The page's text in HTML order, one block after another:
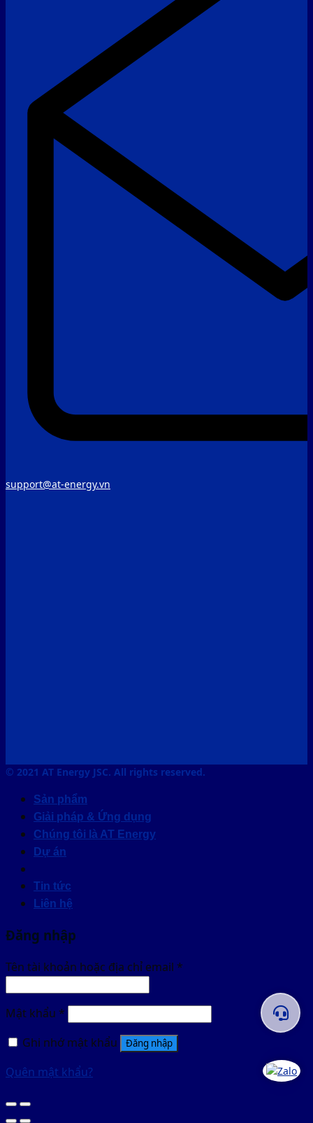
support@at-energy.vn
© 2021 AT Energy JSC. All rights reserved.
Sản phẩm
Giải pháp & Ứng dụng
Chúng tôi là AT Energy
Dự án
Tin tức
Liên hệ
Đăng nhập
Tên tài khoản hoặc địa chỉ email *
Mật khẩu *
Ghi nhớ mật khẩu
Đăng nhập
Quên mật khẩu?